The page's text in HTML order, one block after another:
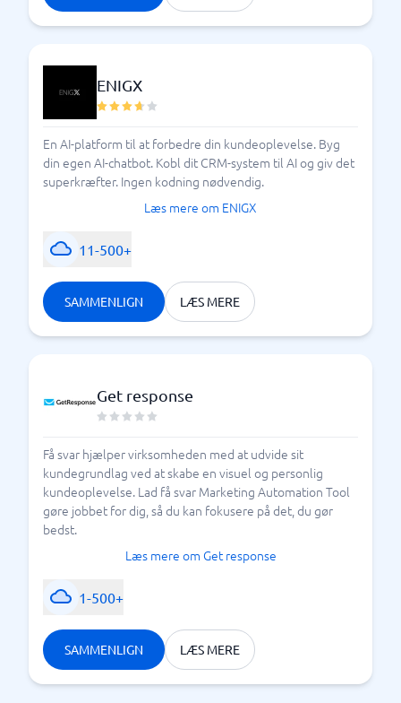
ENIGX
En AI-platform til at forbedre din kundeoplevelse. Byg
din egen AI-chatbot. Kobl dit CRM-system til AI og giv det
superkræfter. Ingen kodning nødvendig.
Læs mere om ENIGX
11-500+
SAMMENLIGN LÆS MERE
Get response
Få svar hjælper virksomheden med at udvide sit
kundegrundlag ved at skabe en visuel og personlig
kundeoplevelse. Lad få svar Marketing Automation Tool
gøre jobbet for dig, så du kan fokusere på det, du gør
bedst.
Læs mere om Get response
1-500+
SAMMENLIGN LÆS MERE